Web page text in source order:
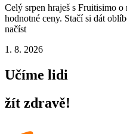
Celý srpen hraješ s Fruitisimo
hodnotné ceny. Stačí si dát
načíst
1. 8. 2026
Učíme lidi
žít zdravě!